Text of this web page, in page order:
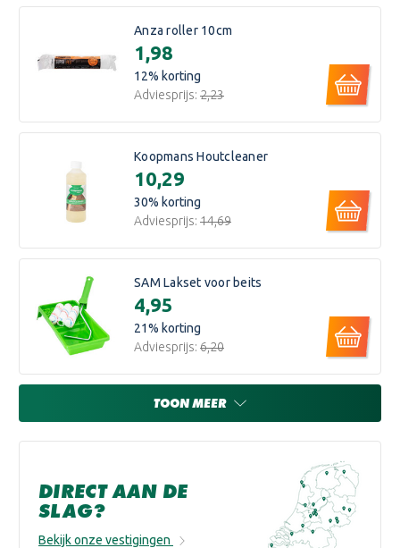
Anza roller 10cm
€1,98
12% korting
Adviesprijs: €2,23
Koopmans Houtcleaner
€10,29
30% korting
Adviesprijs: €14,69
SAM Lakset voor beits
€4,95
21% korting
Adviesprijs: €6,20
TOON MEER
DIRECT AAN DE
SLAG?
Bekijk onze vestigingen